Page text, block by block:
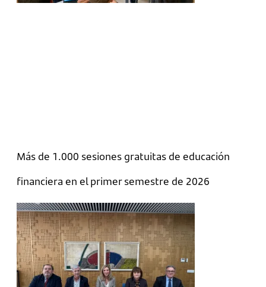
Más de 1.000 sesiones gratuitas de educación
financiera en el primer semestre de 2026